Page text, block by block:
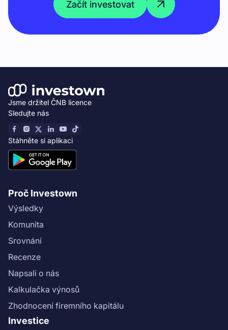
Začít investovat
Jsme držitel ČNB licence
Sledujte nás
Stáhněte si aplikaci
Proč Investown
Výsledky
Komunita
Srovnání
Recenze
Napsali o nás
Kalkulačka výnosů
Zhodnocení firemního kapitálu
Investice